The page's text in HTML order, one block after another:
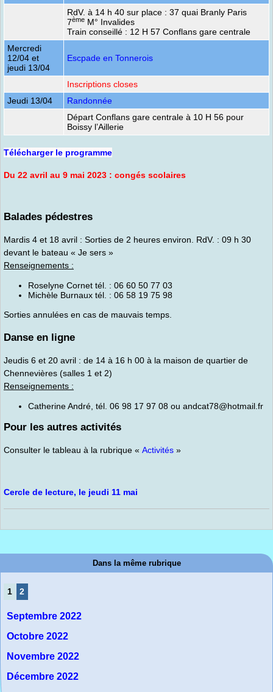
RdV. à 14 h 40 sur place : 37 quai Branly Paris
7ème M° Invalides
Train conseillé : 12 H 57 Conflans gare centrale
Mercredi
12/04 et
jeudi 13/04
Escpade en Tonnerois
Inscriptions closes
Jeudi 13/04
Randonnée
Départ Conflans gare centrale à 10 H 56 pour
Boissy l’Aillerie
Télécharger le programme
Du 22 avril au 9 mai 2023 : congés scolaires
Balades pédestres
Mardis 4 et 18 avril : Sorties de 2 heures environ. RdV. : 09 h 30
devant le bateau « Je sers »
Renseignements :
Roselyne Cornet tél. : 06 60 50 77 03
Michèle Burnaux tél. : 06 58 19 75 98
Sorties annulées en cas de mauvais temps.
Danse en ligne
Jeudis 6 et 20 avril : de 14 à 16 h 00 à la maison de quartier de
Chennevières (salles 1 et 2)
Renseignements :
Catherine André, tél. 06 98 17 97 08 ou andcat78@hotmail.fr
Pour les autres activités
Consulter le tableau à la rubrique « Activités »
Cercle de lecture, le jeudi 11 mai
Dans la même rubrique
1 2
Septembre 2022
Octobre 2022
Novembre 2022
Décembre 2022